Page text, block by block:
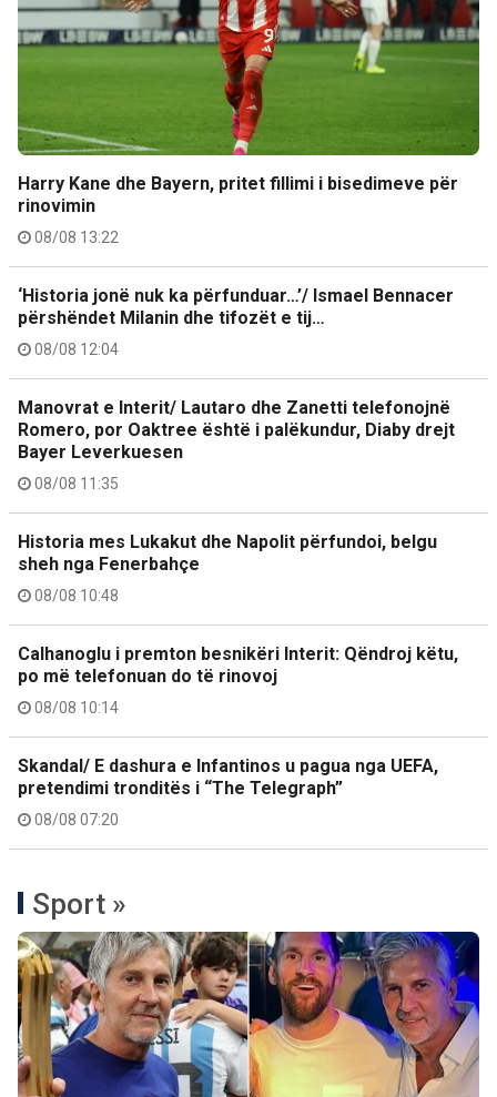
Harry Kane dhe Bayern, pritet fillimi i bisedimeve për
rinovimin
08/08 13:22
‘Historia jonë nuk ka përfunduar…’/ Ismael Bennacer
përshëndet Milanin dhe tifozët e tij…
08/08 12:04
Manovrat e Interit/ Lautaro dhe Zanetti telefonojnë
Romero, por Oaktree është i palëkundur, Diaby drejt
Bayer Leverkuesen
08/08 11:35
Historia mes Lukakut dhe Napolit përfundoi, belgu
sheh nga Fenerbahçe
08/08 10:48
Calhanoglu i premton besnikëri Interit: Qëndroj këtu,
po më telefonuan do të rinovoj
08/08 10:14
Skandal/ E dashura e Infantinos u pagua nga UEFA,
pretendimi tronditës i “The Telegraph”
08/08 07:20
Sport »